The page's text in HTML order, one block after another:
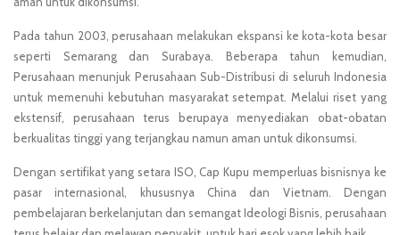
Pada tahun 2003, perusahaan melakukan ekspansi ke kota-kota besar
seperti Semarang dan Surabaya. Beberapa tahun kemudian,
Perusahaan menunjuk Perusahaan Sub-Distribusi di seluruh Indonesia
untuk memenuhi kebutuhan masyarakat setempat. Melalui riset yang
ekstensif, perusahaan terus berupaya menyediakan obat-obatan
berkualitas tinggi yang terjangkau namun aman untuk dikonsumsi.
Dengan sertifikat yang setara ISO, Cap Kupu memperluas bisnisnya ke
pasar internasional, khususnya China dan Vietnam. Dengan
pembelajaran berkelanjutan dan semangat Ideologi Bisnis, perusahaan